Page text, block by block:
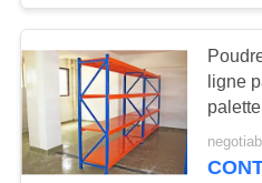
Établis
ligne
ligne